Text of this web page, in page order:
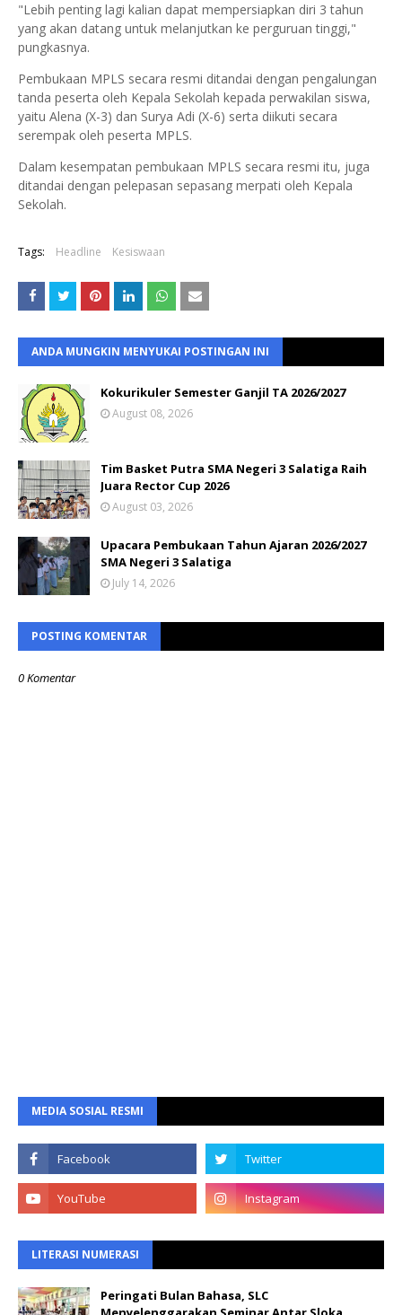
"Lebih penting lagi kalian dapat mempersiapkan diri 3 tahun
yang akan datang untuk melanjutkan ke perguruan tinggi,"
pungkasnya.
Pembukaan MPLS secara resmi ditandai dengan pengalungan
tanda peserta oleh Kepala Sekolah kepada perwakilan siswa,
yaitu Alena (X-3) dan Surya Adi (X-6) serta diikuti secara
serempak oleh peserta MPLS.
Dalam kesempatan pembukaan MPLS secara resmi itu, juga
ditandai dengan pelepasan sepasang merpati oleh Kepala
Sekolah.
Tags: Headline Kesiswaan
ANDA MUNGKIN MENYUKAI POSTINGAN INI
Kokurikuler Semester Ganjil TA 2026/2027
August 08, 2026
Tim Basket Putra SMA Negeri 3 Salatiga Raih
Juara Rector Cup 2026
August 03, 2026
Upacara Pembukaan Tahun Ajaran 2026/2027
SMA Negeri 3 Salatiga
July 14, 2026
POSTING KOMENTAR
0 Komentar
MEDIA SOSIAL RESMI
LITERASI NUMERASI
Peringati Bulan Bahasa, SLC